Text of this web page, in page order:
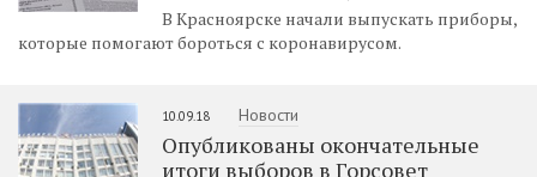
В Красноярске начали выпускать приборы,
которые помогают бороться с коронавирусом.
10.09.18 Новости
Опубликованы окончательные
итоги выборов в Горсовет